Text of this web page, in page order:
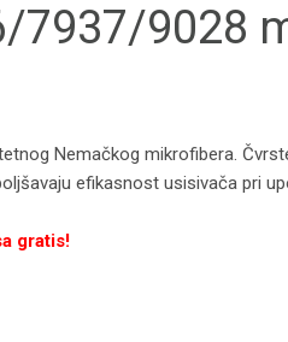
9028
Nemačkog mikrofibera.
efikasnost usisivača pri
gratis!